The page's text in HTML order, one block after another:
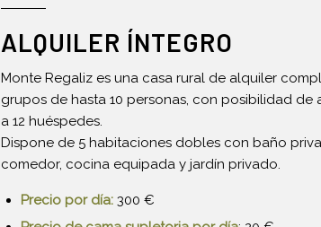
ALQUILER ÍNTEGRO
Monte Regaliz es una casa rural de alquiler
grupos de hasta 10 personas, con posibilidad
a 12 huéspedes.
Dispone de 5 habitaciones dobles con baño
comedor, cocina equipada y jardín privado.
Precio por día: 300 €